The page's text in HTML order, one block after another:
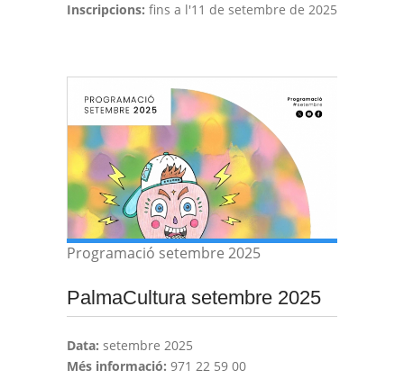
Inscripcions: fins a l'11 de setembre de 2025
Programació setembre 2025
PalmaCultura setembre 2025
Data: setembre 2025
Més informació: 971 22 59 00